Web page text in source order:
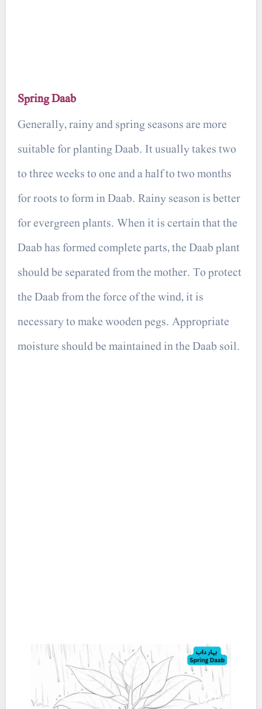
Spring Daab
Generally, rainy and spring seasons are more
suitable for planting Daab. It usually takes two
to three weeks to one and a half to two months
for roots to form in Daab. Rainy season is better
for evergreen plants. When it is certain that the
Daab has formed complete parts, the Daab plant
should be separated from the mother. To protect
the Daab from the force of the wind, it is
necessary to make wooden pegs. Appropriate
moisture should be maintained in the Daab soil.